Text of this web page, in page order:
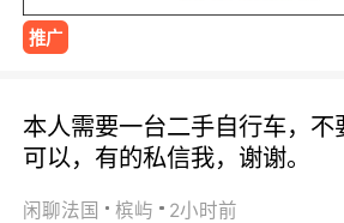
推广
本人需要一台二手自行车，不
可以，有的私信我，谢谢。
闲聊法国 槟屿 2小时前